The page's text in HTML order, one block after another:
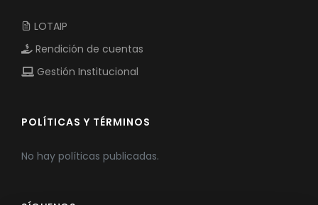
LOTAIP
Rendición de cuentas
Gestión Institucional
POLÍTICAS Y TÉRMINOS
No hay políticas publicadas.